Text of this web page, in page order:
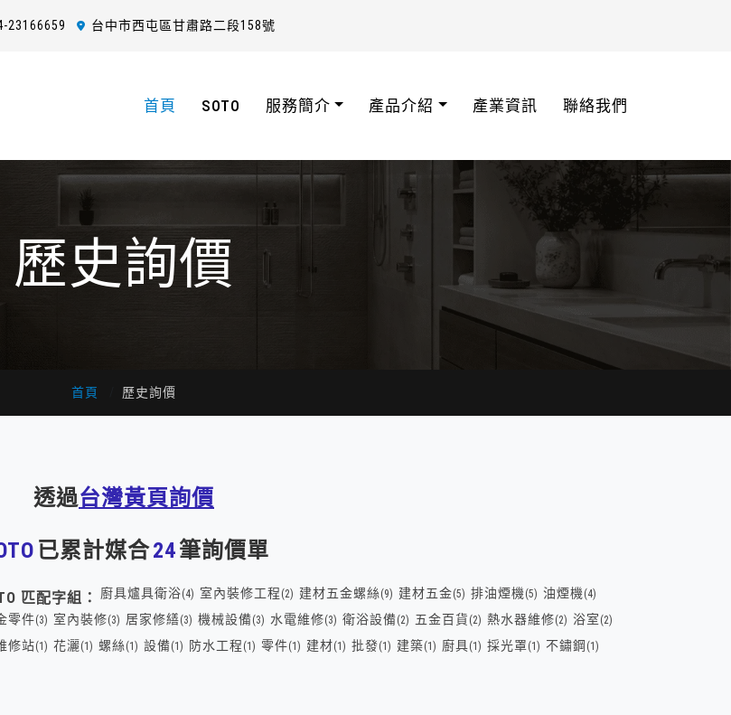
231 66659 台中市西屯區甘肅路二段158號
首頁 SOTO 服務簡介 產品介紹 產業資訊 聯絡我們
歷史詢價
首頁 歷史詢價
透過台灣黃頁詢價
已累計媒合24筆詢價單
匹配字組： 廚具爐具衛浴(4) 室內裝修工程 (2) 建材五金螺絲 (9) 建材五金(5) 排油煙機 (5) 油煙機 (4)
零件(3) 室內裝修(3) 居家修繕(3) 機械設備(3) 水電維修(3) 衛浴設備(2) 五金百貨 (2) 熱水器維修(2) 浴室 (2)
修站(1) 花灑(1) 螺絲 (1) 設備(1) 防水工程 (1) 零件(1) 建材(1) 批發(1) 建築(1) 廚具(1) 採光罩 (1) 不鏽鋼 (1)